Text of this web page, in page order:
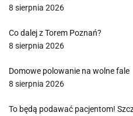
8 sierpnia 2026
Co dalej z Torem Poznań?
8 sierpnia 2026
Domowe polowanie na wolne fale
8 sierpnia 2026
To będą podawać pacjentom!